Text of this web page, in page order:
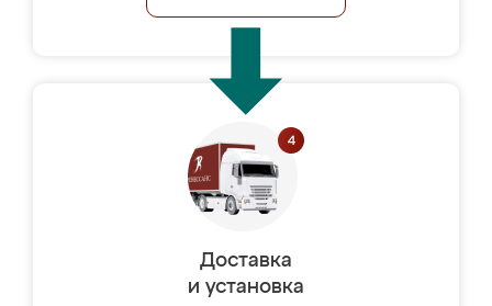
Доставка
и установка